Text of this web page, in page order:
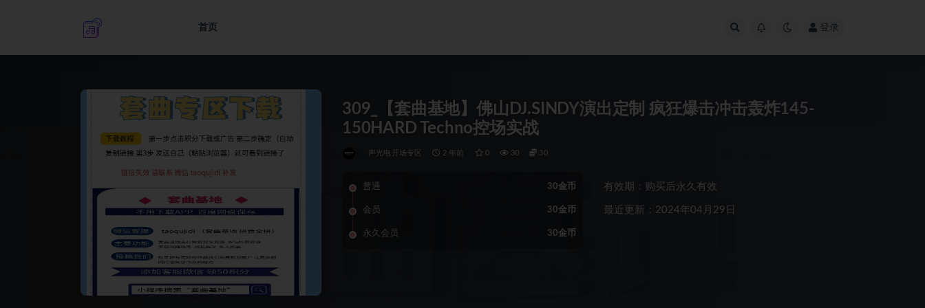
首页 登录
309_【套曲基地】佛山DJ.SINDY演出定制 疯狂爆击冲击轰炸145-
150HARD Techno控场实战
声光电开场专区 2 年前 0 30 30
普通 30金币
会员 30金币
永久会员 30金币
有效期：购买后永久有效
最近更新：2024年04月29日